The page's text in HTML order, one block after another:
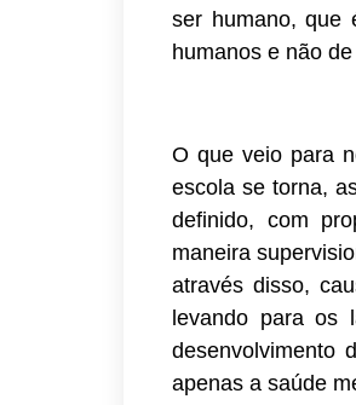
ser humano, que
humanos e não
O que veio para
escola se torna,
definido, com
maneira
através disso,
levando para os
desenvolvimento
apenas a saúde